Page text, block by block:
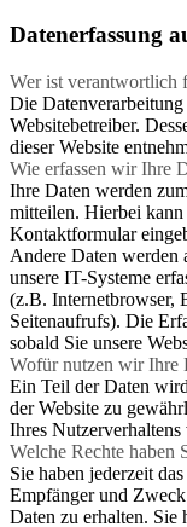
Datenerfassung
Wer ist verantwortlich
Die
Websitebetreiber.
dieser Website
Wie erfassen wir Ihre
Ihre Daten werden
mitteilen. Hierbei
Kontaktformular
Andere Daten werden
unsere IT-Systeme
(z.B. Internetbrowser,
Seitenaufrufs). Die
sobald Sie unsere
Wofür nutzen wir Ihre
Ein Teil der Daten
der Website zu
Ihres
Welche Rechte haben
Sie haben jederzeit
Empfänger und Zweck
Daten zu erhalten. Sie